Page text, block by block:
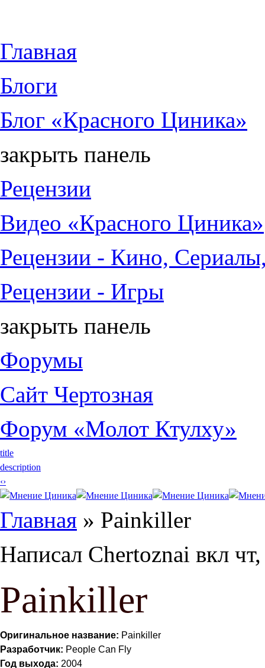
Главная
Блоги
Блог «Красного Циника»
закрыть панель
Рецензии
Видео «Красного Циника»
Рецензии - Кино,
Рецензии - Игры
закрыть панель
Форумы
Сайт Чертозная
Форум «Молот Ктулху»
title
description
‹›
Главная » Painkiller
Написал Chertoznai вкл
Painkiller
Оригинальное название: Painkiller
Разработчик: People Can Fly
Год выхода: 2004